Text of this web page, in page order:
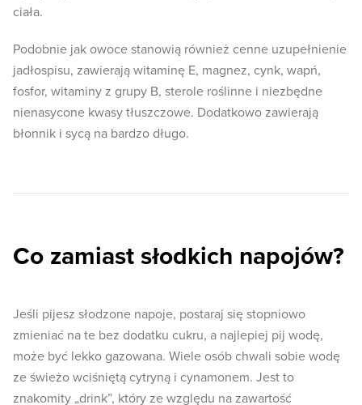
ciała.
Podobnie jak owoce stanowią również cenne uzupełnienie
jadłospisu, zawierają witaminę E, magnez, cynk, wapń,
fosfor, witaminy z grupy B, sterole roślinne i niezbędne
nienasycone kwasy tłuszczowe. Dodatkowo zawierają
błonnik i sycą na bardzo długo.
Co zamiast słodkich napojów?
Jeśli pijesz słodzone napoje, postaraj się stopniowo
zmieniać na te bez dodatku cukru, a najlepiej pij wodę,
może być lekko gazowana. Wiele osób chwali sobie wodę
ze świeżo wciśniętą cytryną i cynamonem. Jest to
znakomity „drink”, który ze względu na zawartość